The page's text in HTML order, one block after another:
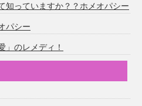
知っていますか？？ホメオパシー
パシー
」のレメディ！